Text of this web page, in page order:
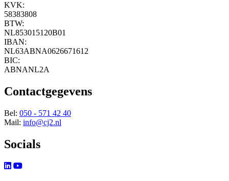
KVK:
58383808
BTW:
NL853015120B01
IBAN:
NL63ABNA0626671612
BIC:
ABNANL2A
Contactgegevens
Bel: 050 - 571 42 40
Mail: info@cj2.nl
Socials